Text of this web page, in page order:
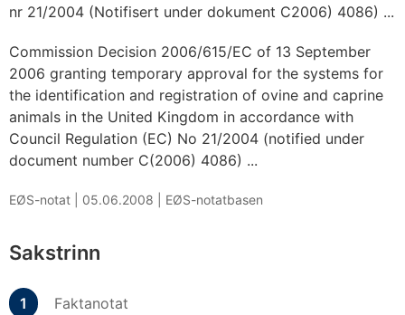
nr 21/2004 (Notifisert under dokument C2006) 4086) ...
Commission Decision 2006/615/EC of 13 September
2006 granting temporary approval for the systems for
the identification and registration of ovine and caprine
animals in the United Kingdom in accordance with
Council Regulation (EC) No 21/2004 (notified under
document number C(2006) 4086) ...
EØS-notat | 05.06.2008 EØS-notatbasen
Sakstrinn
Faktanotat